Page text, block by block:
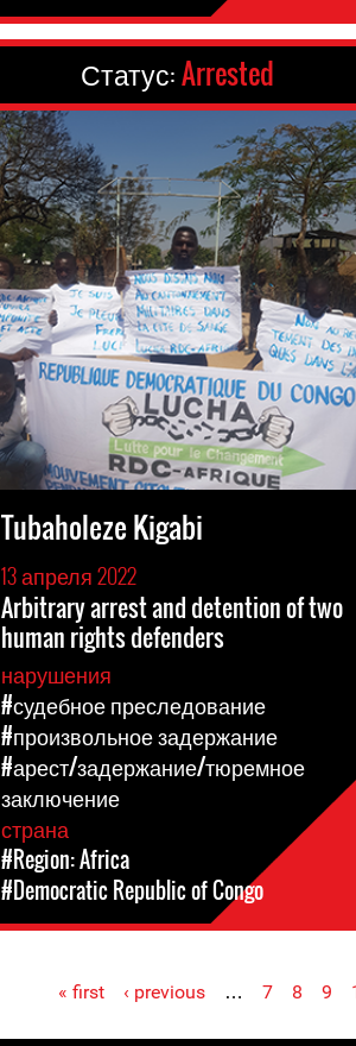
Статус:Arrested
Tubaholeze Kigabi
13 апреля 2022
Arbitrary arrest and detention of two
human rights defenders
нарушения
#судебное преследование
#произвольное задержание
#арест/задержание/тюремное
заключение
страна
#Region: Africa
#Democratic Republic of Congo
« first ‹ previous … 7 8 9